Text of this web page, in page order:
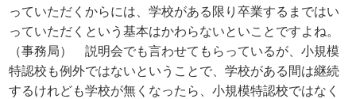
っていただくからには、学校がある限り卒業するまではい
っていただくという基本はかわらないといことですよね。
（事務局） 説明会でも言わせてもらっているが、小規模
特認校も例外ではないということで、学校がある間は継続
するけれども学校が無くなったら、小規模特認校ではなく